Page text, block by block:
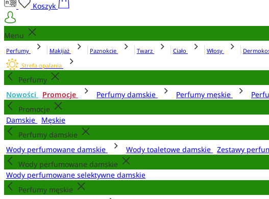
Koszyk
Menu
Perfumy Makijaż Paznokcie Twarz Ciało Włosy
Strefa opalania
Perfumy
Nowości
Promocje Perfumy damskie Perfumy męskie
Promocje
Damskie
Męskie
Perfumy damskie
Wody perfumowane damskie
Wody toaletowe damskie
Zestawy
Wody perfumowane damskie
Wody perfumowane selektywne damskie
Perfumy męskie